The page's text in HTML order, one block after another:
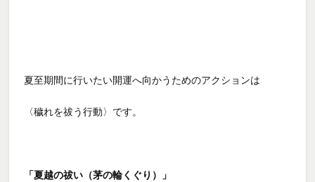
夏至期間に行いたい開運へ向かうためのアクションは
〈穢れを祓う行動〉です。
「夏越の祓い（茅の輪くぐり）」